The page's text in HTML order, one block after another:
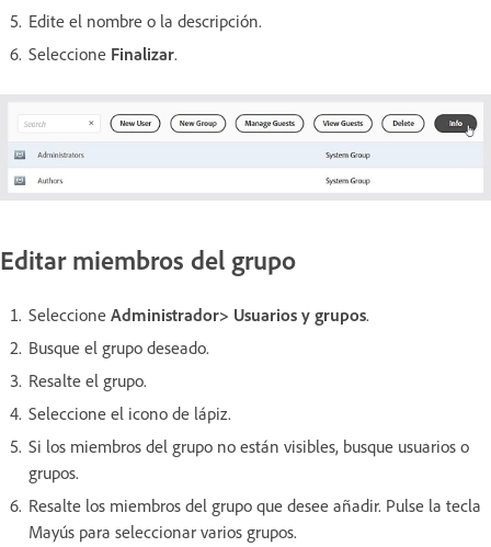
Edite el nombre o la descripción.
Seleccione Finalizar.
Editar miembros del grupo
Seleccione Administrador> Usuarios y grupos.
Busque el grupo deseado.
Resalte el grupo.
Seleccione el icono de lápiz.
Si los miembros del grupo no están visibles, busque usuarios o
grupos.
Resalte los miembros del grupo que desee añadir. Pulse la tecla
Mayús para seleccionar varios grupos.